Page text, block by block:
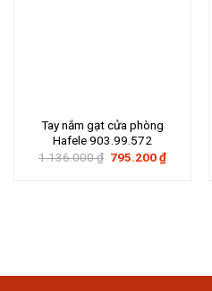
Tay nắm gạt cửa phòng
Hafele 903.99.572
1.136.000₫ Giá
795.200₫Giá